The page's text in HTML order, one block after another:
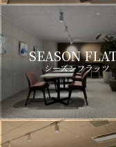
SEASON
シーズンフラッツ